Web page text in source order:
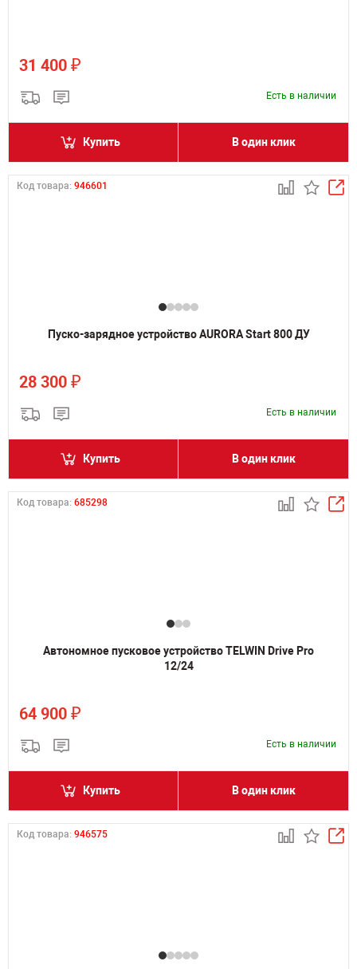
31 400 ₽
Есть в наличии
Купить В один клик
Код товара: 946601
Пуско-зарядное устройство AURORA Start 800 ДУ
28 300 ₽
Есть в наличии
Купить В один клик
Код товара: 685298
Автономное пусковое устройство TELWIN Drive Pro
12/24
64 900 ₽
Есть в наличии
Купить В один клик
Код товара: 946575